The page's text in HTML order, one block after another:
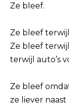
Ze bleef.
Ze bleef
Ze bleef
terwijl auto’s
Ze bleef
ze liever